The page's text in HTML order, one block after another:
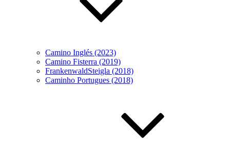
Camino Inglés (2023)
Camino Fisterra (2019)
FrankenwaldSteigla (2018)
Caminho Portugues (2018)